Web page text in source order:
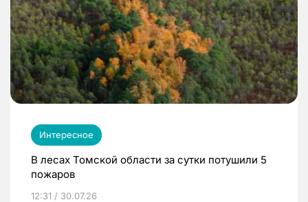
Интересное
В лесах Томской области за сутки потушили 5
пожаров
12:31 / 30.07.26